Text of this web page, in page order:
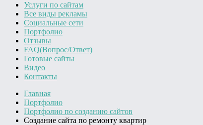
Услуги по сайтам
Все виды рекламы
Социальные сети
Портфолио
Отзывы
FAQ(Вопрос/Ответ)
Готовые сайты
Видео
Контакты
Главная
Портфолио
Портфолио по созданию сайтов
Создание сайта по ремонту квартир